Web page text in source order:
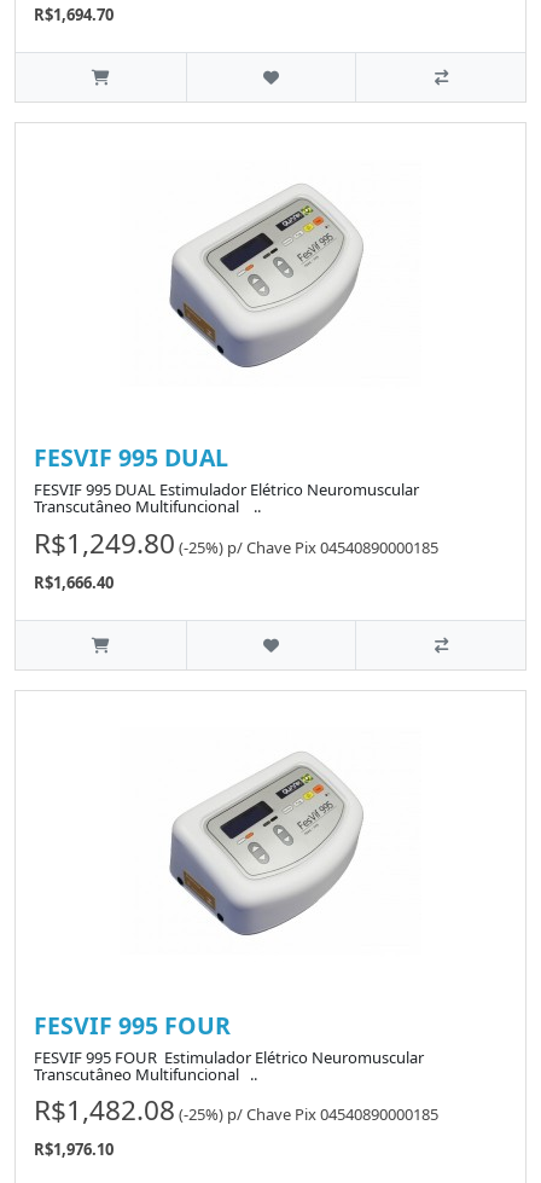
R$1,694.70
FESVIF 995 DUAL
FESVIF 995 DUAL Estimulador Elétrico Neuromuscular
Transcutâneo Multifuncional ..
R$1,249.80 (-25%) p/Chave Pix 04540890000185
R$1,666.40
FESVIF 995 FOUR
FESVIF 995 FOUR Estimulador Elétrico Neuromuscular
Transcutâneo Multifuncional ..
R$1,482.08 (-25%) p/Chave Pix 04540890000185
R$1,976.10